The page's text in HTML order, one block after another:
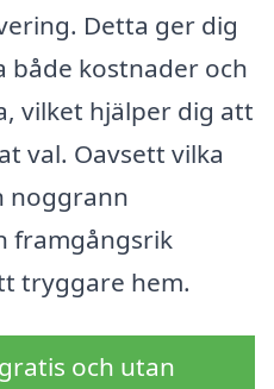
Detta ger dig
kostnader och
vilket hjälper dig att
val. Oavsett vilka
noggrann
framgångsrik
tryggare hem.
och utan